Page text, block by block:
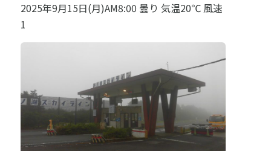
2025年9月15日(月)AM8:00 曇り 気温20℃ 風速
1